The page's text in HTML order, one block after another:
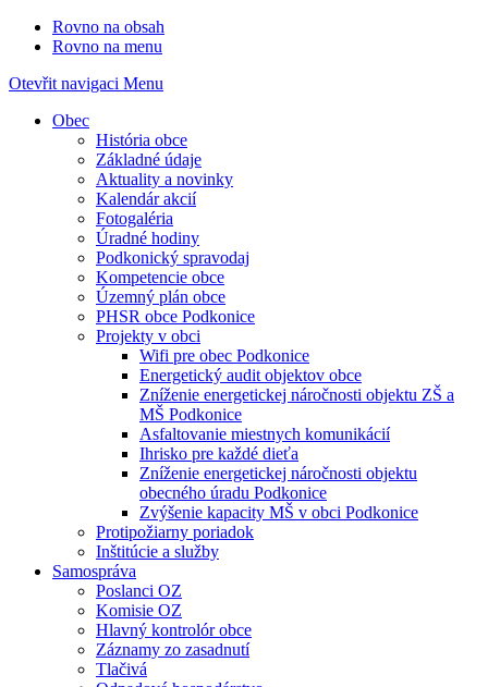
Rovno na obsah
Rovno na menu
Otevřit navigaci Menu
Obec
História obce
Základné údaje
Aktuality a novinky
Kalendár akcií
Fotogaléria
Úradné hodiny
Podkonický spravodaj
Kompetencie obce
Územný plán obce
PHSR obce Podkonice
Projekty v obci
Wifi pre obec Podkonice
Energetický audit objektov obce
Zníženie energetickej náročnosti objektu ZŠ a
MŠ Podkonice
Asfaltovanie miestnych komunikácií
Ihrisko pre každé dieťa
Zníženie energetickej náročnosti objektu
obecného úradu Podkonice
Zvýšenie kapacity MŠ v obci Podkonice
Protipožiarny poriadok
Inštitúcie a služby
Samospráva
Poslanci OZ
Komisie OZ
Hlavný kontrolór obce
Záznamy zo zasadnutí
Tlačivá